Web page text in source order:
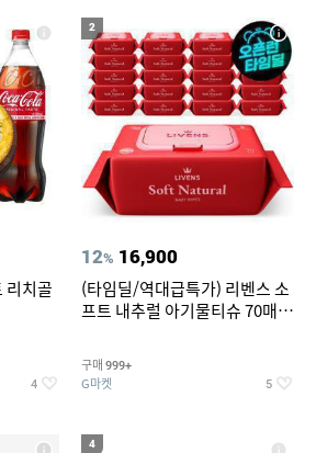
캠핑선풍기
리치골
4
2
12% 16,900
(타임딜/역대급특가) 리벤스 소
프트 내추럴 아기물티슈 70매
구매 999+
G마켓 5
4